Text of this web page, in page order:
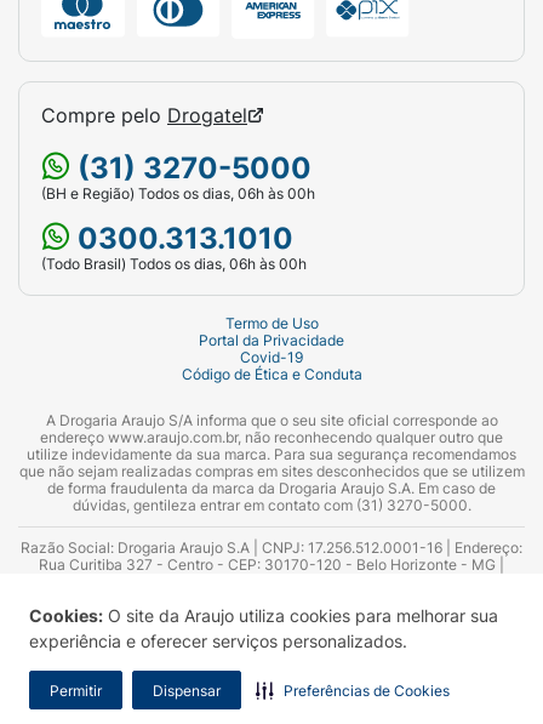
Cookies: O site da Araujo utiliza cookies para melhorar sua
experiência e oferecer serviços personalizados.
Permitir Dispensar Preferências de Cookies
Compre pelo Drogatel
(31) 3270-5000
(BH e Região) Todos os dias, 06h às 00h
0300.313.1010
(Todo Brasil) Todos os dias, 06h às 00h
Termo de Uso
Portal da Privacidade
Covid-19
Código de Ética e Conduta
A Drogaria Araujo S/A informa que o seu site oficial corresponde ao
endereço www.araujo.com.br, não reconhecendo qualquer outro que
utilize indevidamente da sua marca. Para sua segurança recomendamos
que não sejam realizadas compras em sites desconhecidos que se utilizem
de forma fraudulenta da marca da Drogaria Araujo S.A. Em caso de
dúvidas, gentileza entrar em contato com (31) 3270-5000.
Razão Social: Drogaria Araujo S.A | CNPJ: 17.256.512.0001-16 | Endereço:
Rua Curitiba 327 - Centro - CEP: 30170-120 - Belo Horizonte - MG |
Azevedo Guimarães – CRF 10.965 | Yasmin Silva Alvarenga – CRF 52.584 -
Consultor substituto: Thiago Aguiar Pinheiro - CRF Nº 13.748. Alvará
Sanitário: 2025020713 | Autorização de Funcionamento da Empresa (AFE):